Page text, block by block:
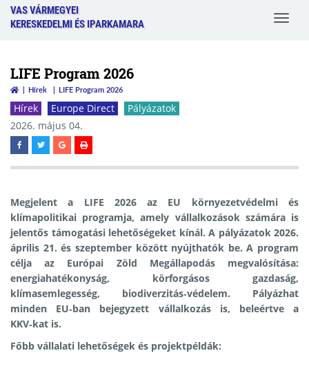
VAS VÁRMEGYEI
KERESKEDELMI ÉS IPARKAMARA
Toggle
LIFE Program 2026
Hírek LIFE Program 2026
Hírek Europe Direct
Pályázatok
2026. május 04.
Megjelent a LIFE 2026 az EU környezetvédelmi és
klímapolitikai programja, amely vállalkozások számára is
jelentős támogatási lehetőségeket kínál. A pályázatok 2026.
április 21. és szeptember között nyújthatók be. A program
célja az Európai Zöld Megállapodás megvalósítása:
energiahatékonyság, körforgásos gazdaság,
klímasemlegesség, biodiverzitás‑védelem. Pályázhat
minden EU‑ban bejegyzett vállalkozás is, beleértve a
KKV‑kat is.
Főbb vállalati lehetőségek és projektpéldák: